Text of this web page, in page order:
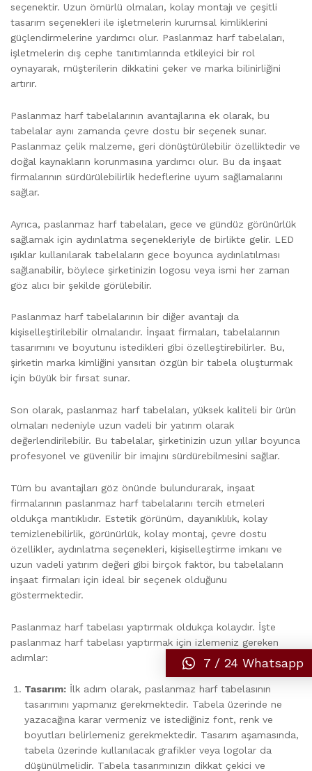
seçenektir. Uzun ömürlü olmaları, kolay montajı ve çeşitli
tasarım seçenekleri ile işletmelerin kurumsal kimliklerini
güçlendirmelerine yardımcı olur. Paslanmaz harf tabelaları,
işletmelerin dış cephe tanıtımlarında etkileyici bir rol
oynayarak, müşterilerin dikkatini çeker ve marka bilinirliğini
artırır.
Paslanmaz harf tabelalarının avantajlarına ek olarak, bu
tabelalar aynı zamanda çevre dostu bir seçenek sunar.
Paslanmaz çelik malzeme, geri dönüştürülebilir özelliktedir ve
doğal kaynakların korunmasına yardımcı olur. Bu da inşaat
firmalarının sürdürülebilirlik hedeflerine uyum sağlamalarını
sağlar.
Ayrıca, paslanmaz harf tabelaları, gece ve gündüz görünürlük
sağlamak için aydınlatma seçenekleriyle de birlikte gelir. LED
ışıklar kullanılarak tabelaların gece boyunca aydınlatılması
sağlanabilir, böylece şirketinizin logosu veya ismi her zaman
göz alıcı bir şekilde görülebilir.
Paslanmaz harf tabelalarının bir diğer avantajı da
kişiselleştirilebilir olmalarıdır. İnşaat firmaları, tabelalarının
tasarımını ve boyutunu istedikleri gibi özelleştirebilirler. Bu,
şirketin marka kimliğini yansıtan özgün bir tabela oluşturmak
için büyük bir fırsat sunar.
Son olarak, paslanmaz harf tabelaları, yüksek kaliteli bir ürün
olmaları nedeniyle uzun vadeli bir yatırım olarak
değerlendirilebilir. Bu tabelalar, şirketinizin uzun yıllar boyunca
profesyonel ve güvenilir bir imajını sürdürebilmesini sağlar.
Tüm bu avantajları göz önünde bulundurarak, inşaat
firmalarının paslanmaz harf tabelalarını tercih etmeleri
oldukça mantıklıdır. Estetik görünüm, dayanıklılık, kolay
temizlenebilirlik, görünürlük, kolay montaj, çevre dostu
özellikler, aydınlatma seçenekleri, kişiselleştirme imkanı ve
uzun vadeli yatırım değeri gibi birçok faktör, bu tabelaların
inşaat firmaları için ideal bir seçenek olduğunu
göstermektedir.
Paslanmaz harf tabelası yaptırmak oldukça kolaydır. İşte
paslanmaz harf tabelası yaptırmak için izlemeniz gereken
adımlar:
Tasarım: İlk adım olarak, paslanmaz harf tabelasının
tasarımını yapmanız gerekmektedir. Tabela üzerinde ne
yazacağına karar vermeniz ve istediğiniz font, renk ve
boyutları belirlemeniz gerekmektedir. Tasarım aşamasında,
tabela üzerinde kullanılacak grafikler veya logolar da
düşünülmelidir. Tabela tasarımınızın dikkat çekici ve
7 / 24 Whatsapp